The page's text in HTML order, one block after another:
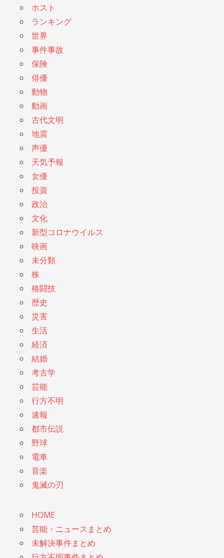
ホスト
ランキング
世界
事件事故
保険
俳優
動物
動画
古代文明
地震
声優
天気予報
女優
投資
政治
文化
新型コロナウイルス
映画
未分類
株
格闘技
歴史
災害
生活
経済
結婚
考古学
芸能
行方不明
速報
都市伝説
野球
電車
音楽
鬼滅の刃
HOME
芸能・ニュースまとめ
未解決事件まとめ